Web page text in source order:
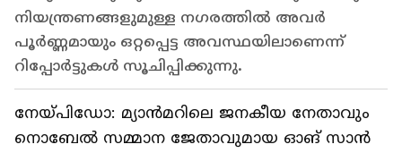
നിയന്ത്രണങ്ങളുമുള്ള നഗരത്തിൽ അവർ
പൂർണ്ണമായും ഒറ്റപ്പെട്ട അവസ്ഥയിലാണെന്ന്
റിപ്പോർട്ടുകൾ സൂചിപ്പിക്കുന്നു.
നേയ്പിഡോ: മ്യാൻമറിലെ ജനകീയ നേതാവും
നൊബേൽ സമ്മാന ജേതാവുമായ ഓങ് സാൻ